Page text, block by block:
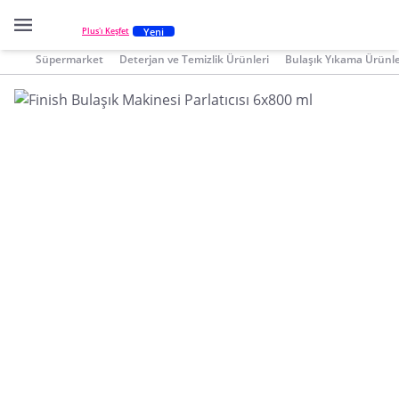
Plus'ı Keşfet Yeni
Süpermarket Deterjan ve Temizlik Ürünleri Bulaşık Yıkama